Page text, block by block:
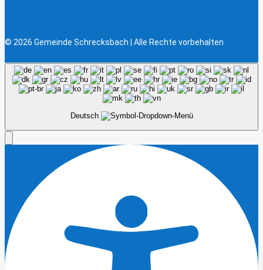
© 2026 Gemeinde Schrecksbach | Alle Rechte vorbehalten
Deutsch